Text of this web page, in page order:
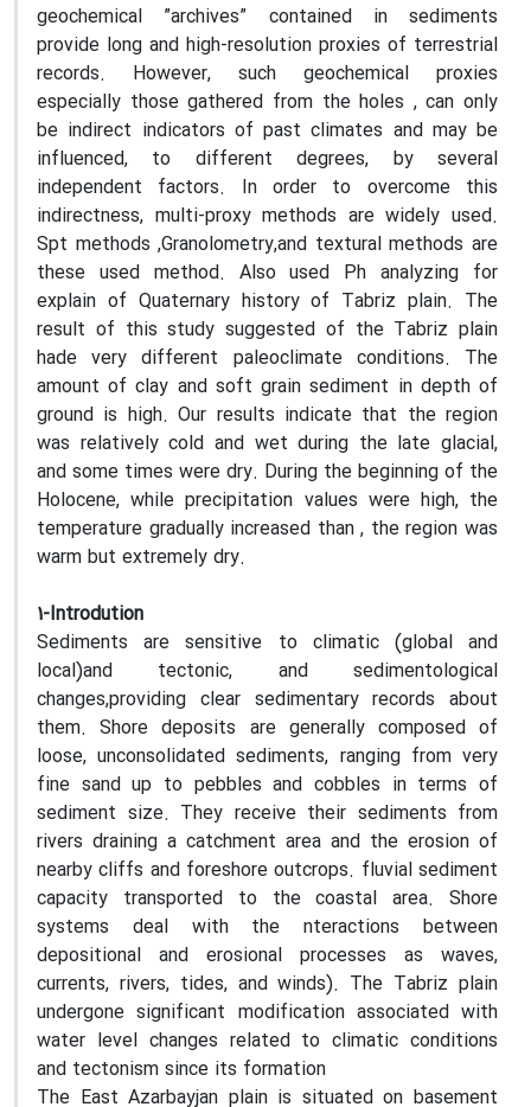
geochemical ”archives” contained in sediments
provide long and high-resolution proxies of terrestrial
records. However, such geochemical proxies
especially those gathered from the holes , can only
be indirect indicators of past climates and may be
influenced, to different degrees, by several
independent factors. In order to overcome this
indirectness, multi-proxy methods are widely used.
Spt methods ,Granolometry,and textural methods are
these used method. Also used Ph analyzing for
explain of Quaternary history of Tabriz plain. The
result of this study suggested of the Tabriz plain
hade very different paleoclimate conditions. The
amount of clay and soft grain sediment in depth of
ground is high. Our results indicate that the region
was relatively cold and wet during the late glacial,
and some times were dry. During the beginning of the
Holocene, while precipitation values were high, the
temperature gradually increased than , the region was
warm but extremely dry.
1-Introdution
Sediments are sensitive to climatic (global and
local)and tectonic, and sedimentological
changes,providing clear sedimentary records about
them. Shore deposits are generally composed of
loose, unconsolidated sediments, ranging from very
fine sand up to pebbles and cobbles in terms of
sediment size. They receive their sediments from
rivers draining a catchment area and the erosion of
nearby cliffs and foreshore outcrops. fluvial sediment
capacity transported to the coastal area. Shore
systems deal with the nteractions between
depositional and erosional processes as waves,
currents, rivers, tides, and winds). The Tabriz plain
undergone significant modification associated with
water level changes related to climatic conditions
and tectonism since its formation
The East Azarbayjan plain is situated on basement